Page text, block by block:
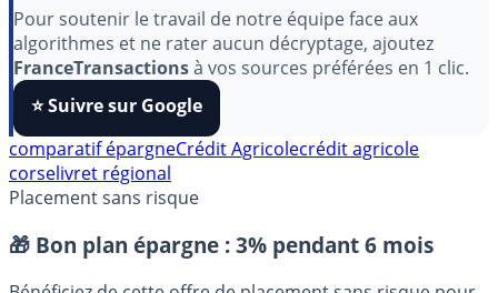
Pour soutenir le travail de notre équipe face aux
algorithmes et ne rater aucun décryptage, ajoutez
FranceTransactionsà vos sources préférées en 1 clic.
⭐️ Suivre sur Google
comparatif épargne
corselivret régional
Placement sans risque
🎁 Bon plan épargne : 3% pendant 6 mois